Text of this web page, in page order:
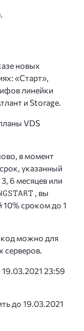
новых
«Старт»,
линейки
и Storage.
VDS
в момент
указанный
6 месяцев или
, вы
10% сроком до 1
можно для
серверов.
23:59
до 19.03.2021